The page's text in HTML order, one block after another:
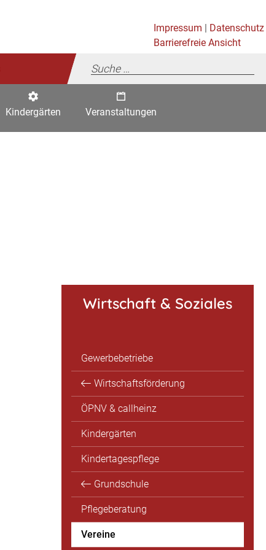
Impressum
Datenschutz
Barrierefreie Ansicht
Kindergärten Veranstaltungen
Wirtschaft & Soziales
Gewerbebetriebe
Wirtschaftsförderung
ÖPNV & callheinz
Kindergärten
Kindertagespflege
Grundschule
Pflegeberatung
Vereine